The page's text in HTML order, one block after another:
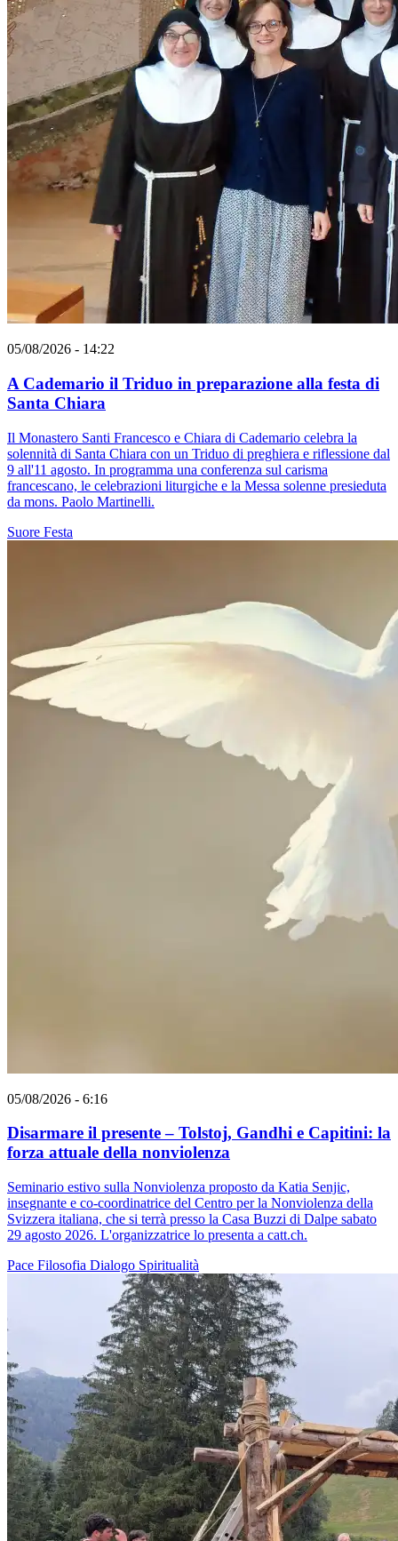
05/08/2026 - 14:22
A Cademario il Triduo in preparazione alla festa di
Santa Chiara
Il Monastero Santi Francesco e Chiara di Cademario celebra la
solennità di Santa Chiara con un Triduo di preghiera e riflessione dal
9 all'11 agosto. In programma una conferenza sul carisma
francescano, le celebrazioni liturgiche e la Messa solenne presieduta
da mons. Paolo Martinelli.
Suore Festa
05/08/2026 - 6:16
Disarmare il presente – Tolstoj, Gandhi e Capitini: la
forza attuale della nonviolenza
Seminario estivo sulla Nonviolenza proposto da Katia Senjic,
insegnante e co-coordinatrice del Centro per la Nonviolenza della
Svizzera italiana, che si terrà presso la Casa Buzzi di Dalpe sabato
29 agosto 2026. L'organizzatrice lo presenta a catt.ch.
Pace Filosofia Dialogo Spiritualità